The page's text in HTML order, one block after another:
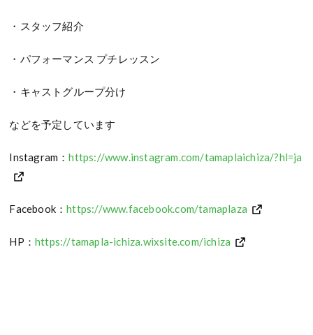
・スタッフ紹介
・パフォーマンス プチレッスン
・キャストグループ分け
などを予定しています
Instagram：https://www.instagram.com/tamaplaichiza/?hl=ja
Facebook：https://www.facebook.com/tamaplaza
HP：https://tamapla-ichiza.wixsite.com/ichiza